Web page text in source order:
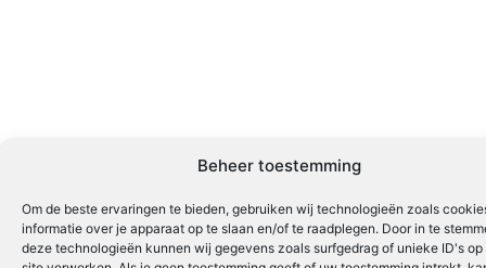
Beheer toestemming
Om de beste ervaringen te bieden, gebruiken wij technologieën zoals
informatie over je apparaat op te slaan en/of te raadplegen. Door in te
deze technologieën kunnen wij gegevens zoals surfgedrag of unieke ID's op